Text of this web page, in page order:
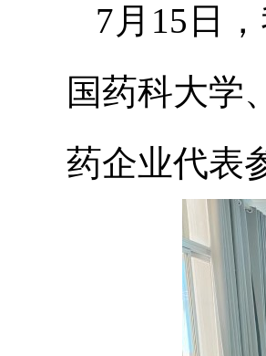
7月15日
国药科大学
药企业代表